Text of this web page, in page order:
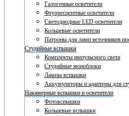
Галогенные осветители
Флуоресцентные осветители
Светодиодные LED осветители
Кольцевые осветители
Патроны для ламп источников
Студийные вспышки
Комплекты импульсного света
Студийные моноблоки
Лампы вспышки
Аккумуляторы и адаптеры для
Накамерные вспышки и осветители
Фотовспышки
Кольцевые вспышки